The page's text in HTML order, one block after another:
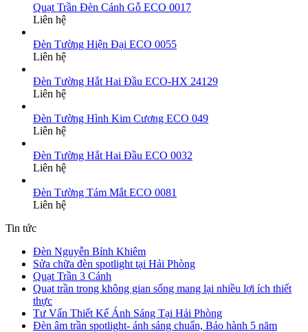
Quạt Trần Đèn Cánh Gỗ ECO 0017
Liên hệ
Đèn Tường Hiện Đại ECO 0055
Liên hệ
Đèn Tường Hắt Hai Đầu ECO-HX 24129
Liên hệ
Đèn Tường Hình Kim Cương ECO 049
Liên hệ
Đèn Tường Hắt Hai Đầu ECO 0032
Liên hệ
Đèn Tường Tám Mắt ECO 0081
Liên hệ
Tin tức
Đèn Nguyễn Bỉnh Khiêm
Sửa chữa đèn spotlight tại Hải Phòng
Quạt Trần 3 Cánh
Quạt trần trong không gian sống mang lại nhiều lợi ích thiết
thực
Tư Vấn Thiết Kế Ánh Sáng Tại Hải Phòng
Đèn âm trần spotlight- ánh sáng chuẩn, Bảo hành 5 năm